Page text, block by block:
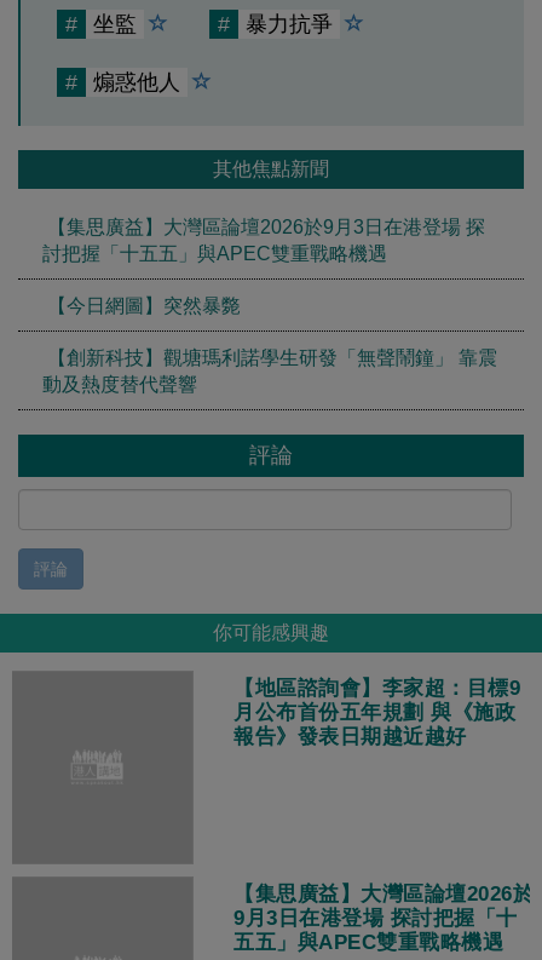
# 坐監 # 暴力抗爭
# 煽惑他人
其他焦點新聞
【集思廣益】大灣區論壇2026於9月3日在港登場 探
討把握「十五五」與APEC雙重戰略機遇
【今日網圖】突然暴斃
【創新科技】觀塘瑪利諾學生研發「無聲鬧鐘」 靠震
動及熱度替代聲響
評論
評論
你可能感興趣
【地區諮詢會】李家超：目標9
月公布首份五年規劃 與《施政
報告》發表日期越近越好
【集思廣益】大灣區論壇2026於
9月3日在港登場 探討把握「十
五五」與APEC雙重戰略機遇